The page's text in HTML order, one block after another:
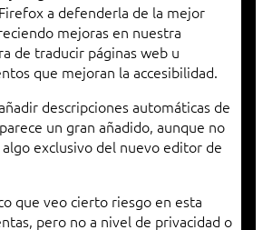
a defenderla de la mejor
mejoras en nuestra
de traducir páginas web u
que mejoran la accesibilidad.
descripciones automáticas de
un gran añadido, aunque no
exclusivo del nuevo editor de
que veo cierto riesgo en esta
pero no a nivel de privacidad o